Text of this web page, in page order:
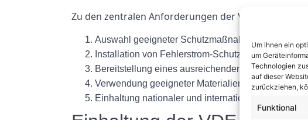
Um ihnen ein
um
Technologien
auf dieser
zurückziehen,
Funktional
Zu den zentralen Anforderungen der VDE 0100-610
Auswahl geeigneter Schutzmaßnahmen zur
Installation von Fehlerstrom-Schutzeinrichtungen
Bereitstellung eines ausreichenden Schutzes
Verwendung geeigneter Materialien und Geräte
Einhaltung nationaler und internationaler